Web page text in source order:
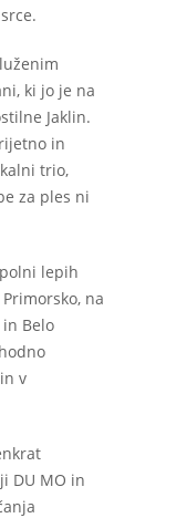
ki jo je na
Jaklin.
in
trio,
za ples ni
lepih
na
in Belo
v
DU MO in